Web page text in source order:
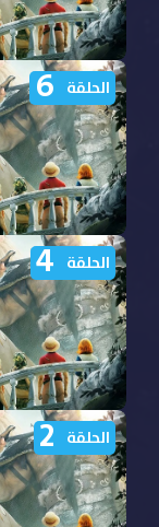
مترجمة
مترجمة
الحلقة 6
مترجمة
الحلقة 4
الحلقة 2